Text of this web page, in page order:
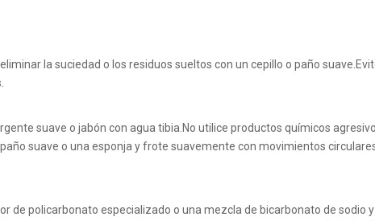
la suciedad o los residuos sueltos con un cepillo o paño
suave o jabón con agua tibia.No utilice productos químicos
suave o una esponja y frote suavemente con movimientos
de policarbonato especializado o una mezcla de bicarbonato de sodio